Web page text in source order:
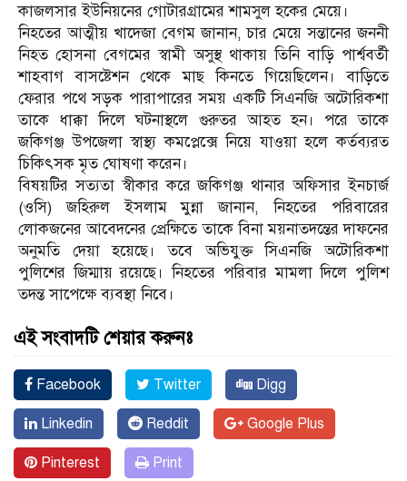
কাজলসার ইউনিয়নের গোটারগ্রামের শামসুল হকের মেয়ে।
নিহতের আত্মীয় খাদেজা বেগম জানান, চার মেয়ে সন্তানের জননী
নিহত হোসনা বেগমের স্বামী অসুস্থ থাকায় তিনি বাড়ি পার্শ্ববর্তী
শাহবাগ বাসষ্টেশন থেকে মাছ কিনতে গিয়েছিলেন। বাড়িতে
ফেরার পথে সড়ক পারাপারের সময় একটি সিএনজি অটোরিকশা
তাকে ধাক্কা দিলে ঘটনাস্থলে গুরুতর আহত হন। পরে তাকে
জকিগঞ্জ উপজেলা স্বাস্থ্য কমপ্লেক্সে নিয়ে যাওয়া হলে কর্তব্যরত
চিকিৎসক মৃত ঘোষণা করেন।
বিষয়টির সত্যতা স্বীকার করে জকিগঞ্জ থানার অফিসার ইনচার্জ
(ওসি) জহিরুল ইসলাম মুন্না জানান, নিহতের পরিবারের
লোকজনের আবেদনের প্রেক্ষিতে তাকে বিনা ময়নাতদন্তের দাফনের
অনুমতি দেয়া হয়েছে। তবে অভিযুক্ত সিএনজি অটোরিকশা
পুলিশের জিম্মায় রয়েছে। নিহতের পরিবার মামলা দিলে পুলিশ
তদন্ত সাপেক্ষে ব্যবস্থা নিবে।
এই সংবাদটি শেয়ার করুনঃ
Facebook Twitter Digg
Linkedin Reddit Google Plus
Pinterest Print